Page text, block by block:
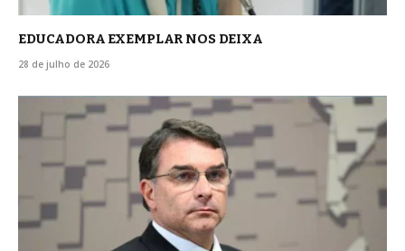
EDUCADORA EXEMPLAR NOS DEIXA
28 de julho de 2026